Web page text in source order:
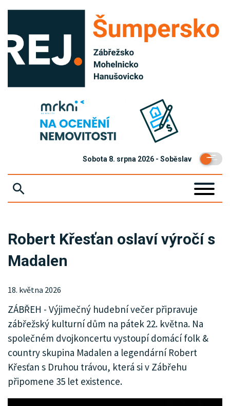
Sobota 8. srpna 2026 - Soběslav
KRIMI
SPORT
KULTURA
SPOLEČNOST
MHD
MENU
INZERCE
Robert Křesťan oslaví výročí s
Madalen
18. května 2026
ZÁBŘEH - Výjimečný hudební večer připravuje
zábřežský kulturní dům na pátek 22. května. Na
společném dvojkoncertu vystoupí domácí folk &
country skupina Madalen a legendární Robert
Křesťan s Druhou trávou, která si v Zábřehu
připomene 35 let existence.